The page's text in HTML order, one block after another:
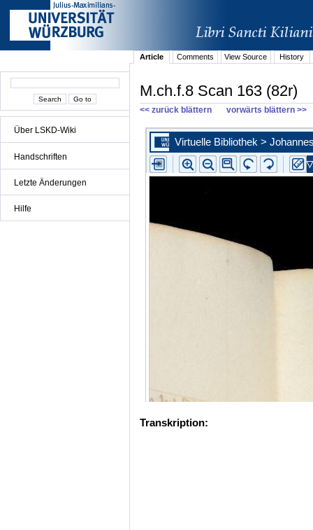
Über LSKD-Wiki
Handschriften
Letzte Änderungen
Hilfe
Article Comments View Source History
M.ch.f.8 Scan 163 (82r)
<< zurück blättern vorwärts blättern >>
Transkription: